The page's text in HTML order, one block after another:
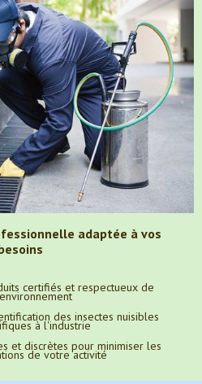
adaptée à vos
certifiés et respectueux de
des insectes nuisibles
à l'industrie
et discrètes pour minimiser les
de votre activité